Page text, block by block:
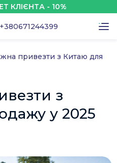
- 10%
+380671244399
привезти з Китаю для
з
у 2025